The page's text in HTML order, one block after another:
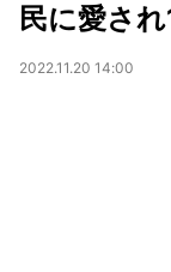
民に愛さ
2022.11.20 14:00